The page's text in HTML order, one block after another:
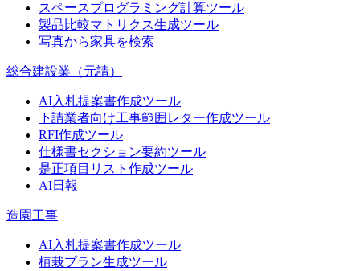
スペースプログラミング計算ツール
製品比較マトリクス生成ツール
写真から家具を検索
総合建設業（元請）
AI入札提案書作成ツール
下請業者向け工事範囲レター作成ツール
RFI作成ツール
仕様書セクション要約ツール
是正項目リスト作成ツール
AI日報
造園工事
AI入札提案書作成ツール
植栽プラン生成ツール